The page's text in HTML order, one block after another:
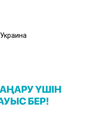
Украина